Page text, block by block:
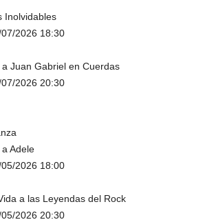
Inolvidables
2026 18:30
Juan Gabriel en Cuerdas
2026 20:30
Adele
2026 18:00
a las Leyendas del Rock
2026 20:30